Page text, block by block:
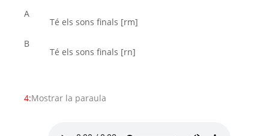
A
Té els sons finals [rm]
B
Té els sons finals [rn]
4:Mostrar la paraula